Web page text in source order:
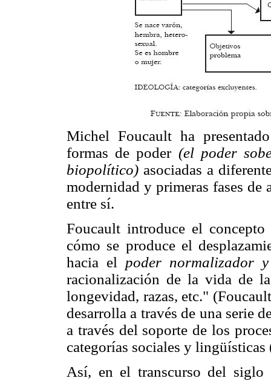
Michel Foucault ha
formas de poder (el poder
biopolítico) asociadas a
modernidad y primeras fases de
entre sí.
Foucault introduce el
cómo se produce el
hacia el poder normalizador
racionalización de la vida de
longevidad, razas, etc."
desarrolla a través de una serie
a través del soporte de los
categorías sociales y
Así, en el transcurso del